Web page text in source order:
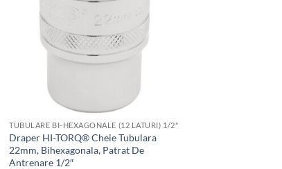
TUBULARE BI-HEXAGONALE (12 LATURI) 1/2"
Draper HI-TORQ® Cheie Tubulara
22mm, Bihexagonala, Patrat De
Antrenare 1/2″